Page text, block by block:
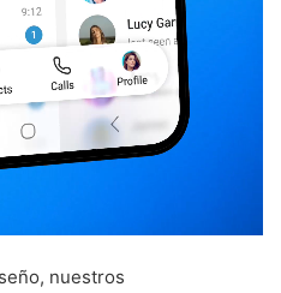
nuestros